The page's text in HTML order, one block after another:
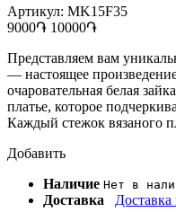
Артикул: MK15F35
9000֏ 10000֏
Представляем вам
— настоящее
очаровательная белая
платье, которое
Каждый стежок вязаного
Добавить
Наличие Нет в
Доставка